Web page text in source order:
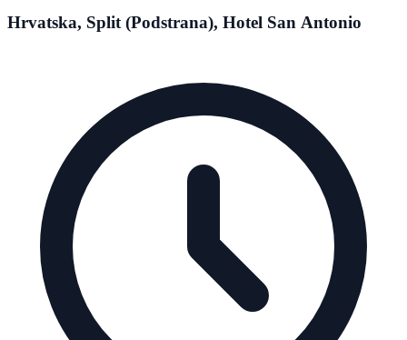
Hrvatska, Split (Podstrana), Hotel San Antonio